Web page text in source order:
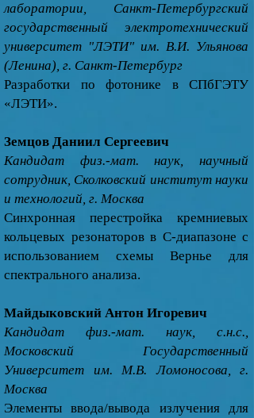
лаборатории, Санкт-Петербургский
государственный электротехнический
университет "ЛЭТИ" им. В.И. Ульянова
(Ленина), г. Санкт-Петербург
Разработки по фотонике в СПбГЭТУ
«ЛЭТИ».
Земцoв Даниил Сергеевич
Кандидат физ.-мат. наук, научный
сотрудник, Сколковский институт науки
и технологий, г. Москва
Синхронная перестройка кремниевых
кольцевых резонаторов в C-диапазоне с
использованием схемы Вернье для
спектрального анализа.
Майдыковский Антон Игоревич
Кандидат физ.-мат. наук, с.н.с.,
Московский Государственный
Университет им. М.В. Ломоносова, г.
Москва
Элементы ввода/вывода излучения для